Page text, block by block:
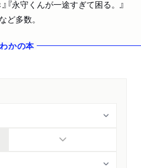
『永守くんが一途すぎて困る。』
ど多数。
かの本